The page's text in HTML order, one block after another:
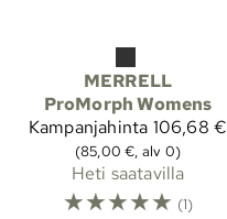
MERRELL
ProMorph Womens
Kampanjahinta 106,68 €
(85,00 €, alv 0)
Heti saatavilla
☆☆☆☆☆ (1)